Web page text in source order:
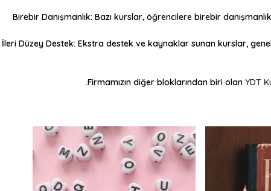
Birebir Danışmanlık: Bazı kurslar, öğrencilere birebir
İleri Düzey Destek: Ekstra destek ve kaynaklar sunan kurslar,
Firmamızın diğer bloklarından biri olan YDT